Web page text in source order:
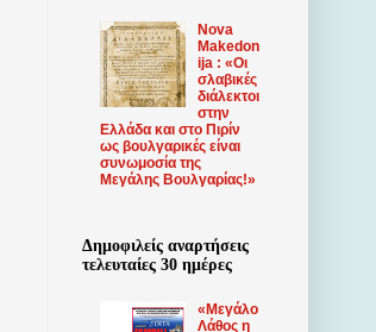
Nova
Makedon
ija : «Οι
σλαβικές
διάλεκτοι
στην
Ελλάδα και στο Πιρίν
ως βουλγαρικές είναι
συνωμοσία της
Μεγάλης Βουλγαρίας!»
Δημοφιλείς αναρτήσεις
τελευταίες 30 ημέρες
«Μεγάλο
Λάθος η